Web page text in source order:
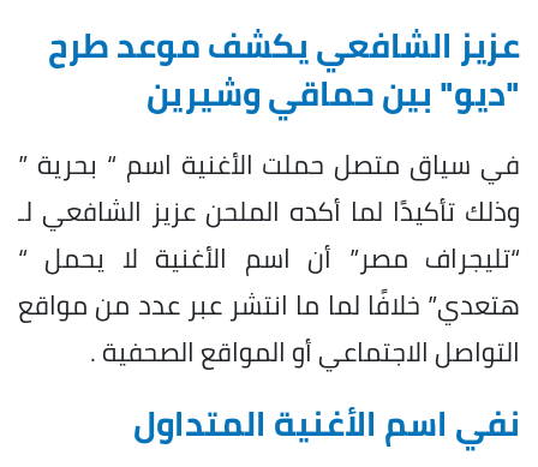
عزيز الشافعي يكشف موعد طرح
"ديو" بين حماقي وشيرين
في سياق متصل حملت الأغنية اسم “ بحرية ”
وذلك تأكيدًا لما أكده الملحن عزيز الشافعي لـ
“تليجراف مصر” أن اسم الأغنية لا يحمل “
هتعدي” خلافًا لما ما انتشر عبر عدد من مواقع
التواصل الاجتماعي أو المواقع الصحفية .
نفي اسم الأغنية المتداول